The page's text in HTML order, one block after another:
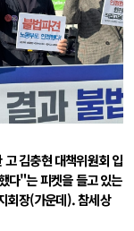
김충현 대책위원회 입
다"는 피켓을 들고 있는
회장(가운데). 참세상